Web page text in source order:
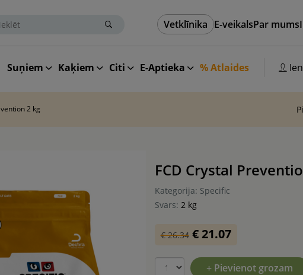
Vetklīnika E-veikalsPar mums
Suņiem Kaķiem Citi E-Aptieka % Atlaides
2 kg
FCD Crystal
Kategorija: Specific
Svars: 2 kg
€ 26.34 € 21.07
+ Pievienot grozam